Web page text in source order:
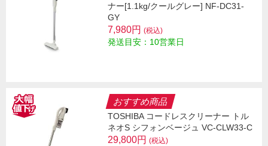
ナー[1.1kg/クールグレー] NF-DC31-
GY
7,980円 (税込)
発送目安：10営業日
おすすめ商品
TOSHIBA コードレスクリーナー トル
ネオS シフォンベージュ VC-CLW33-C
29,800円 (税込)